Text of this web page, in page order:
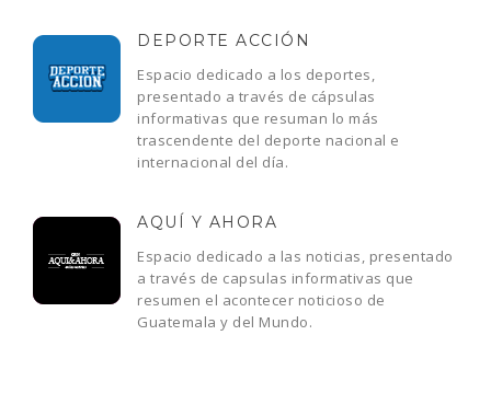
DEPORTE ACCIÓN
Espacio dedicado a los deportes,
presentado a través de cápsulas
informativas que resuman lo más
trascendente del deporte nacional e
internacional del día.
AQUÍ Y AHORA
Espacio dedicado a las noticias, presentado
a través de capsulas informativas que
resumen el acontecer noticioso de
Guatemala y del Mundo.